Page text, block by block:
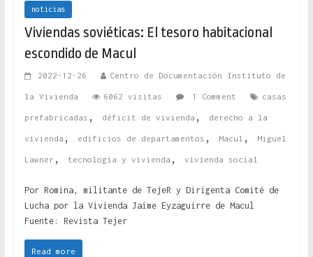
noticias
Viviendas soviéticas: El tesoro habitacional
escondido de Macul
2022-12-26 Centro de Documentación Instituto de
la Vivienda 6062 visitas 1 Comment casas
prefabricadas , déficit de vivienda , derecho a la
vivienda , edificios de departamentos , Macul , Miguel
Lawner, tecnologia y vivienda , vivienda social
Por Romina, militante de TejeR y Dirigenta Comité de
Lucha por la Vivienda Jaime Eyzaguirre de Macul
Fuente: Revista Tejer
Read more